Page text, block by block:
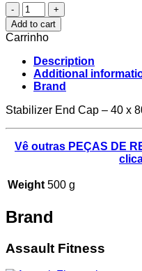
Stabilizer
End
Cap
-
40
x
80mm
ASSAULT
Add to cart
Carrinho
Description
Additional
Brand
Stabilizer End Cap – 40 x
Vê outras PEÇAS DE
Weight 500 g
Brand
Assault Fitness